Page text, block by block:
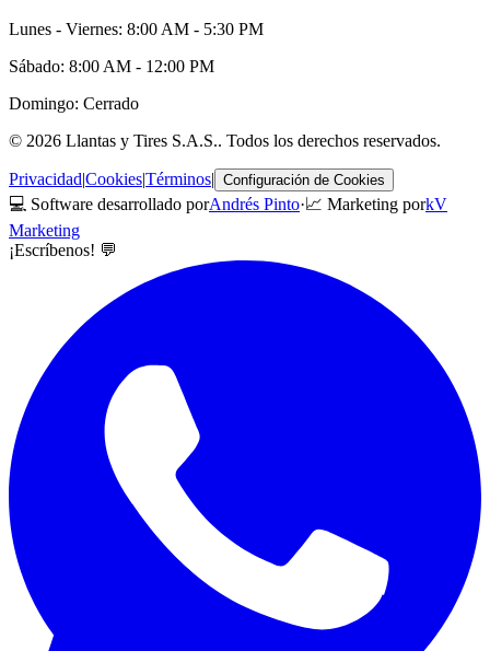
Lunes - Viernes: 8:00 AM - 5:30 PM
Sábado: 8:00 AM - 12:00 PM
Domingo: Cerrado
© 2026 Llantas y Tires S.A.S.. Todos los derechos reservados.
Privacidad|Cookies|Términos| Configuración de Cookies
💻 Software desarrollado porAndrés Pinto·📈 Marketing porkV
Marketing
¡Escríbenos! 💬